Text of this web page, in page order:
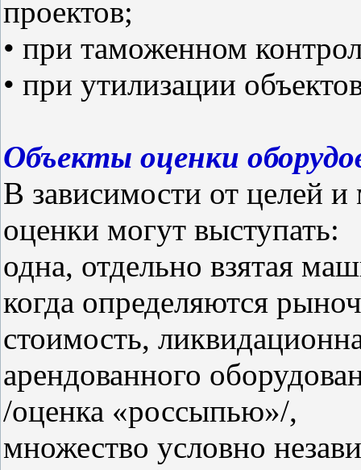
проектов;
• при таможенном
• при утилизации
Объекты оценки
В зависимости от целей
оценки могут выступать:
одна, отдельно взятая
когда определяются
стоимость,
арендованного
/оценка «россыпью»/,
множество условно